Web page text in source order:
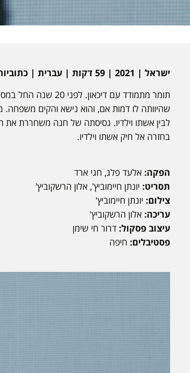
ישראל | 2021 | 59 דקות | עברית | כתוביות בעברית
תומר מתמודד עם
שהיוותה לו דמות אם, והוא נישא והקים
לבין אשתו וילדיו. גסיסתה של חנה משחררת את
בחזרה אל חיק אשתו וילדיו.
הפקה: אלעד פלג, חגי ארד
תסריט: יונתן חיימוביץ', אלון הרשקוביץ'
צילום: יונתן חיימוביץ'
עריכה: אלון הרשקוביץ'
עיצוב פסקול: דרור חי שימן
פסטיבלים: חיפה